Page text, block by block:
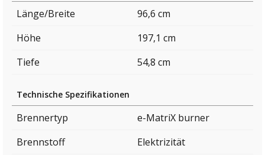
Länge/Breite
96,6 cm
Höhe
197,1 cm
Tiefe
54,8 cm
Technische Spezifikationen
Brennertyp
e-MatriX burner
Brennstoff
Elektrizität